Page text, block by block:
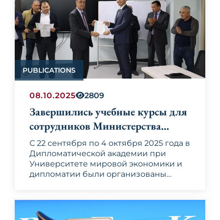
PUBLICATIONS
08.10.2025 2809
Завершились учебные курсы для
сотрудников Министерства
иностранных дел Республики
Узбекистан и членов их семей
С 22 сентября по 4 октября 2025 года в
Дипломатической академии при
Университете мировой экономики и
дипломатии были организованы
Республики Узбекистан и членов их
академий и ведущего учебного